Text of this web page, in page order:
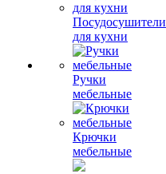
Посудосушители
для кухни
Ручки
мебельные
Крючки
мебельные